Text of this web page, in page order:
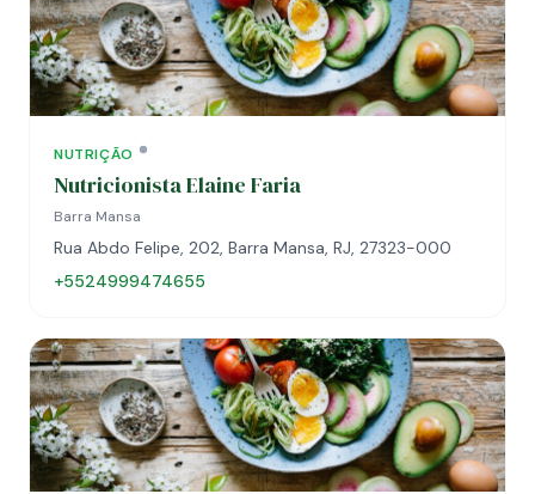
NUTRIÇÃO
Nutricionista Elaine Faria
Barra Mansa
Rua Abdo Felipe, 202, Barra Mansa, RJ, 27323-000
+5524999474655